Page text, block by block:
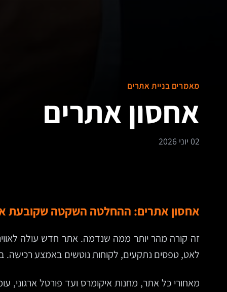
מאמרים בניית אתרים
אחסון אתרים
02 יוני 2026
אחסון אתרים: ההחלטה השקטה שקובעת
זה קורה מהר יותר ממה שנדמה. אתר חדש עולה
לאט, טפסים נתקעים, לקוחות נוטשים באמצע רכישה.
מאחורי כל אתר, מחנות איקומרס ועד פורטל